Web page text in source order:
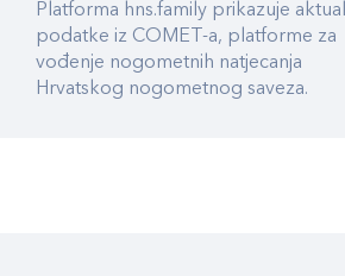
Platforma hns.family prikazuje
podatke iz COMET-a, platforme za
vođenje nogometnih natjecanja
Hrvatskog nogometnog saveza.